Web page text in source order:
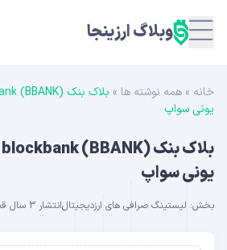
وبلاگ ارزینجا
خانه » همه نوشته ها »
یونی سواپ
یونی سواپ
بخش: لیستینگ صرافی های ارزدیجیتالانتشار 3 سال قبل